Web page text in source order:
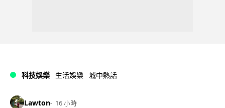
科技娛樂 生活娛樂 城中熱話
Lawton 16 小時